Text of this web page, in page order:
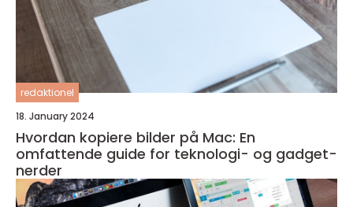
redaktionel
18. January 2024
Hvordan kopiere bilder på Mac: En
omfattende guide for teknologi- og gadget-
nerder